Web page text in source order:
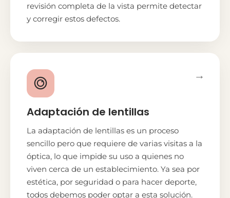
revisión completa de la vista permite detectar
y corregir estos defectos.
Adaptación de lentillas
La adaptación de lentillas es un proceso
sencillo pero que requiere de varias visitas a la
óptica, lo que impide su uso a quienes no
viven cerca de un establecimiento. Ya sea por
estética, por seguridad o para hacer deporte,
todos debemos poder optar a esta solución.
→